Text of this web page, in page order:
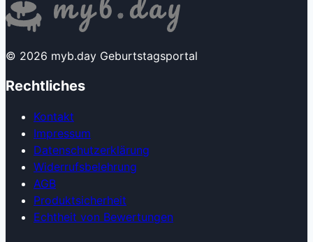
© 2026 myb.day Geburtstagsportal
Rechtliches
Kontakt
Impressum
Datenschutzerklärung
Widerrufsbelehrung
AGB
Produkt­sicherheit
Echtheit von Bewertungen